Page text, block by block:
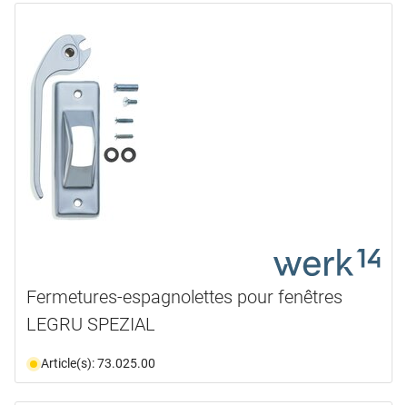
Fermetures-espagnolettes pour fenêtres
LEGRU SPEZIAL
Article(s): 73.025.00